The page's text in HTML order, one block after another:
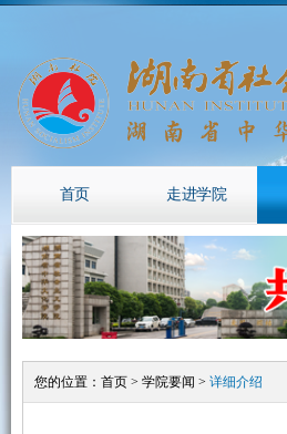
首页 走进学院
您的位置： 首页 > 学院要闻 > 详细介绍